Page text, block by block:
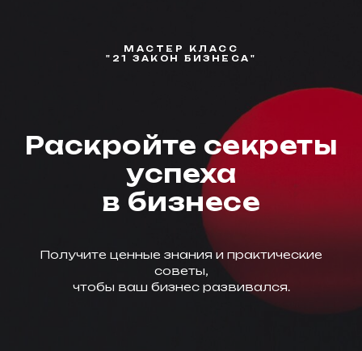
МАСТЕР КЛАСС
"21 ЗАКОН БИЗНЕСА"
Раскройте секреты
успеха
в бизнесе
Получите ценные знания и практические
советы,
чтобы ваш бизнес развивался.